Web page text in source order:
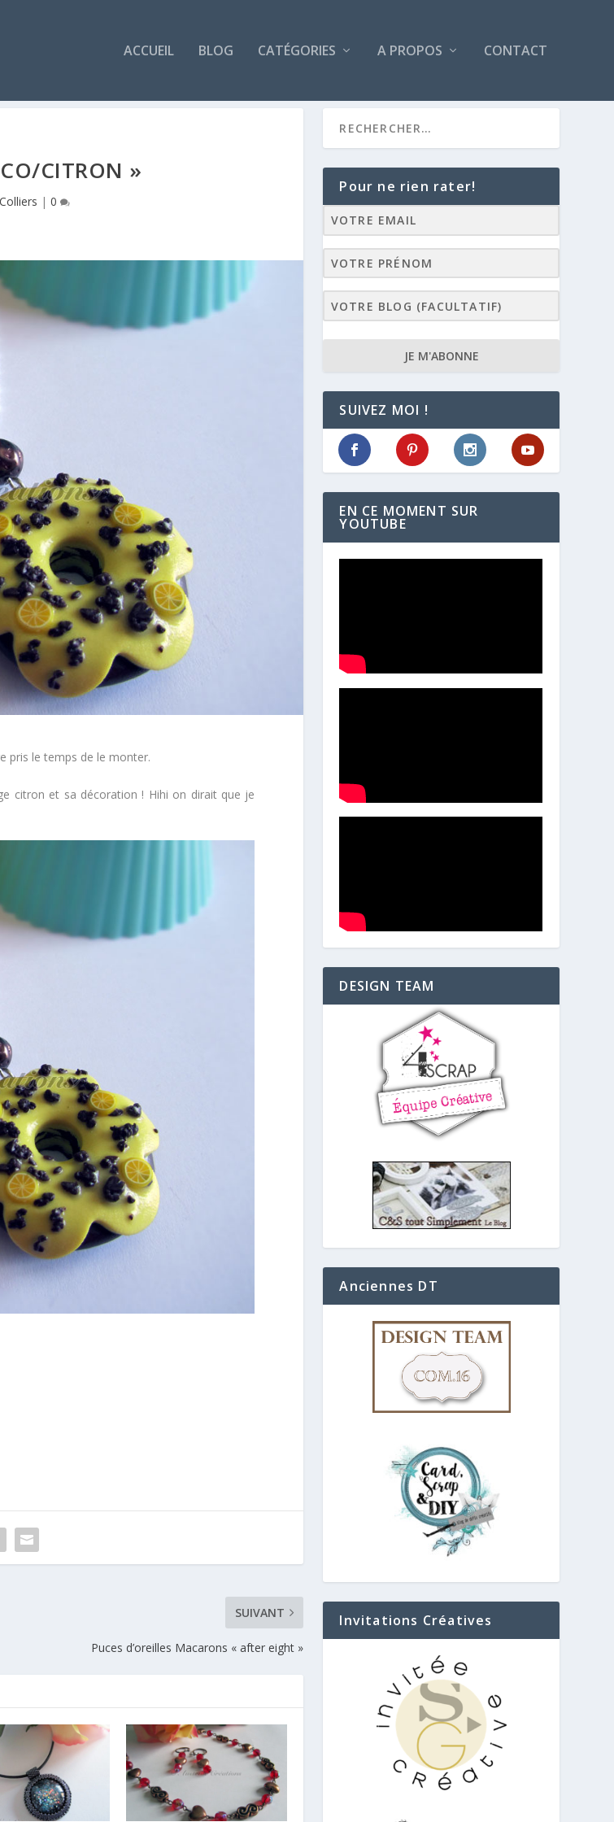
ACCUEIL BLOG CATÉGORIES A PROPOS CONTACT
CITRON »
Colliers |0
pris le temps de le monter.
citron et sa décoration ! Hihi on dirait que je
SUIVANT
Puces d’oreilles Macarons « after eight »
Pour ne rien rater!
JE M'ABONNE
SUIVEZ MOI !
EN CE MOMENT SUR
YOUTUBE
DESIGN TEAM
Anciennes DT
Invitations Créatives